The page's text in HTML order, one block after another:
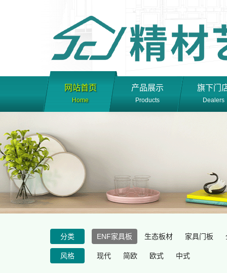
网站首页
Home
产品展示
Products
旗下门
Dealers
分类 ENF家具板 生态板材 家具门板
风格 现代 简欧 欧式 中式